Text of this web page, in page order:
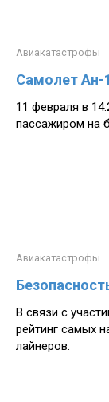
Авиакатастрофы
Самолет Ан-
11 февраля в
пассажиром на
Авиакатастрофы
В связи с
рейтинг самых
лайнеров.